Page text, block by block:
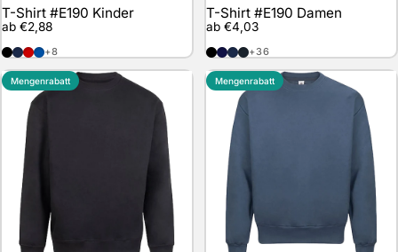
T-Shirt #E190 Kinder
ab €2,88
Black
Navy
RedRoyal Blue
+8
T-Shirt #E190 Damen
ab €4,03
Black
Navy Blue
Navy
Used Black
+36
Mengenrabatt Mengenrabatt